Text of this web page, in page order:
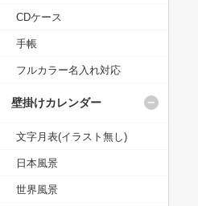
CDケース
手帳
フルカラー名入れ対応
壁掛けカレンダー
文字月表(イラスト無し)
日本風景
世界風景